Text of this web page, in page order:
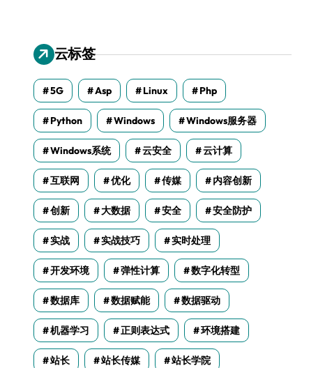
云标签
5G Asp Linux Php
Python Windows Windows服务器
Windows系统 云安全 云计算
互联网 优化 传媒 内容创新
创新 大数据 安全 安全防护
实战 实战技巧 实时处理
开发环境 弹性计算 数字化转型
数据库 数据赋能 数据驱动
机器学习 正则表达式 环境搭建
站长 站长传媒 站长学院